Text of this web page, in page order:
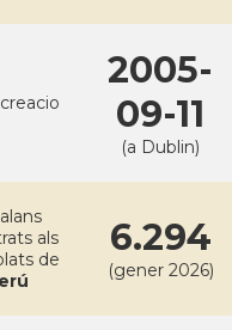
2005-
09-11
(a Dublin)
als
de
6.294
(gener 2026)